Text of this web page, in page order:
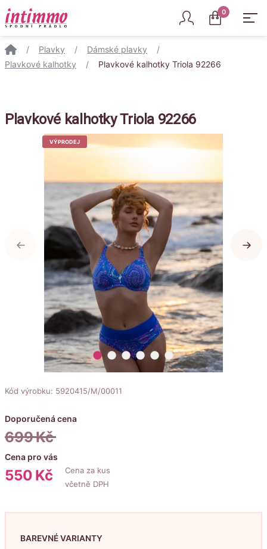
Intimmo 0
/ Plavky / Dámské plavky
/
Plavkové kalhotky
/ Plavkové kalhotky Triola 92266
Plavkové kalhotky Triola 92266
VÝPRODEJ
lens lens lens lens lens lens
Kód výrobku: 5920415/M/00011
Doporučená cena
699Kč
Cena pro vás
550 Kč
Cena za kus
včetně DPH
BAREVNÉ VARIANTY